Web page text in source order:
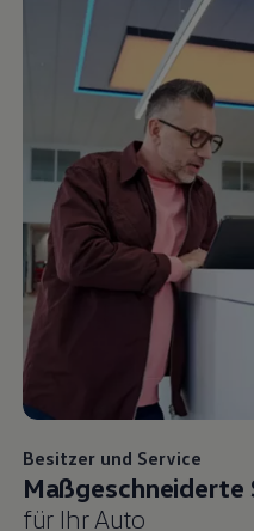
Besitzer und Service
Maßgeschneiderte
für Ihr Auto